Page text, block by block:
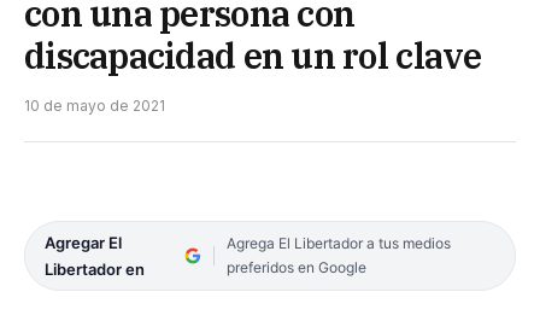
con una persona con
discapacidad en un rol clave
10 de mayo de 2021
Agregar El
Libertador en
Agrega El Libertador a tus medios
preferidos en Google